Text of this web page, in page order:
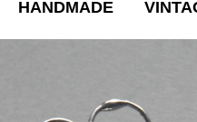
HANDMADE